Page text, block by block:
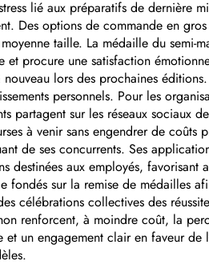
lié aux préparatifs de dernière
Des options de commande en
taille. La médaille du semi-
procure une satisfaction
nouveau lors des prochaines
personnels. Pour les
partagent sur les réseaux
à venir sans engendrer de coûts
de ses concurrents. Ses
destinées aux employés,
fondés sur la remise de médailles
célébrations collectives des
renforcent, à moindre coût, la
et un engagement clair en faveur